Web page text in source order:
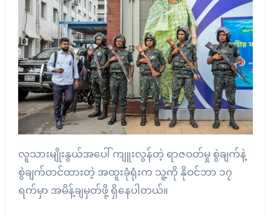
လူသားမျိုးနွယ်အပေါ် ကျူးလွန်တဲ့ ရာဇဝတ်မှု စွဲချက်နဲ့
စွဲချက်တင်ထားတဲ့ အထူးခုံရုံးက သူ့ကို နိုဝင်ဘာ ၁၇
ရက်မှာ အမိန့်ချမှတ်ဖို့ ရှိနေပါတယ်။